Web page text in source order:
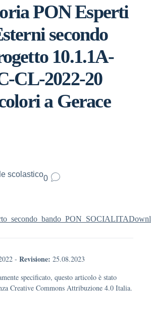
PON Esperti
secondo
10.1.1A-
CL-2022-20
a Gerace
scolastico0
- Revisione: 25.08.2023
specificato, questo articolo è stato
Creative Commons Attribuzione 4.0 Italia.